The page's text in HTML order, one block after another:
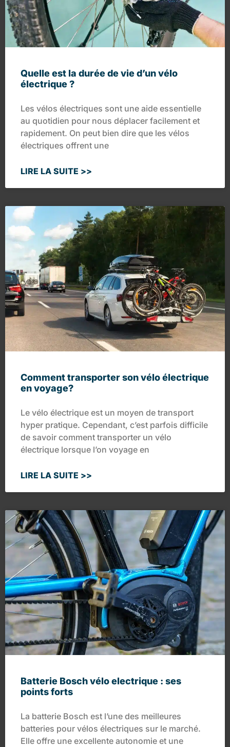
Quelle est la durée de vie d’un vélo
électrique ?
Les vélos électriques sont une aide essentielle
au quotidien pour nous déplacer facilement et
rapidement. On peut bien dire que les vélos
électriques offrent une
LIRE LA SUITE >>
Comment transporter son vélo électrique
en voyage?
Le vélo électrique est un moyen de transport
hyper pratique. Cependant, c’est parfois difficile
de savoir comment transporter un vélo
électrique lorsque l’on voyage en
LIRE LA SUITE >>
Batterie Bosch vélo electrique : ses
points forts
La batterie Bosch est l’une des meilleures
batteries pour vélos électriques sur le marché.
Elle offre une excellente autonomie et une